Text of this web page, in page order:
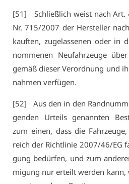
[51] Schließ­lich weist nach Art.
Nr. 715/2007 der Her­stel­ler
kauf­ten, zu­ge­las­se­nen oder in
nom­me­nen Neu­fahr­zeu­ge
ge­mäß die­ser Ver­ord­nung und
nah­men ver­fü­gen.
[52] Aus den in den
gen­den Ur­teils ge­nann­ten
zum ei­nen, dass die
reich der Richt­li­nie 2007/46/EG
gung be­dür­fen, und zum
mi­gung nur er­teilt wer­den